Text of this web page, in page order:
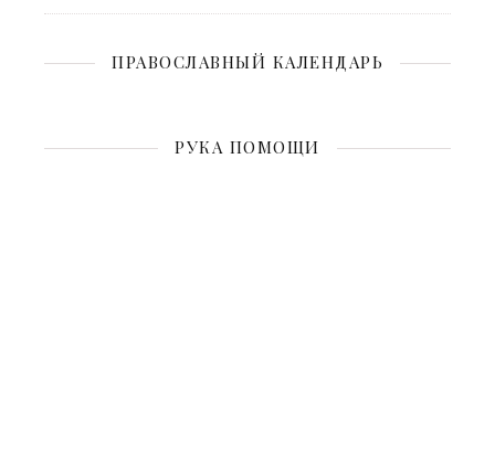
ПРАВОСЛАВНЫЙ КАЛЕНДАРЬ
РУКА ПОМОЩИ